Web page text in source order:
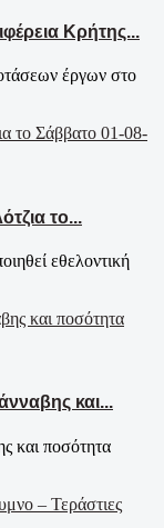
Κρήτης...
έργων στο
το...
εθελοντική
και...
και ποσότητα